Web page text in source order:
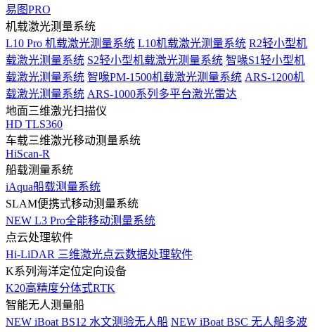
易图PRO
机载激光测量系统
L10 Pro 机载激光测量系统 L10机载激光测量系统 R2轻小型机
载激光测量系统 S2轻小型机载激光测量系统 智喙S1轻小型机
载激光测量系统 智喙PM-1500机载激光测量系统 ARS-1200机
载激光测量系统 ARS-1000系列多平台激光雷达
地面三维激光扫描仪
HD TLS360
车载三维激光移动测量系统
HiScan-R
船载测量系统
iAqua船载测量系统
SLAM便携式移动测量系统
NEW L3 Pro全能移动测量系统
点云处理软件
Hi-LiDAR 三维激光点云数据处理软件
K系列海洋定位定向设备
K20高精度分体式RTK
智能无人测量船
NEW iBoat BS12 水文测验无人船 NEW iBoat BSC 无人船多波